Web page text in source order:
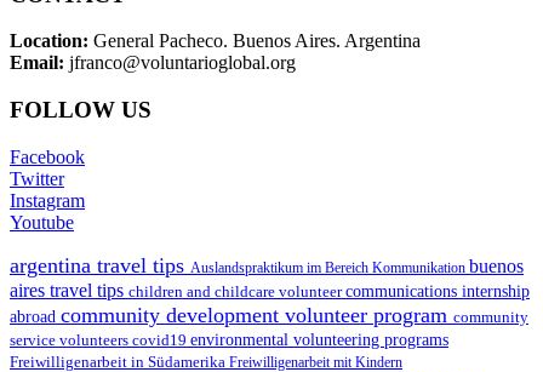
Location: General Pacheco. Buenos Aires. Argentina
Email: jfranco@voluntarioglobal.org
FOLLOW US
Facebook
Twitter
Instagram
Youtube
argentina travel tips Auslandspraktikum im Bereich Kommunikation buenos
aires travel tips children and childcare volunteercommunications internship
abroad community development volunteer program community
service volunteers covid19 environmental volunteering programs
Freiwilligenarbeit in Südamerika Freiwilligenarbeit mit Kindern